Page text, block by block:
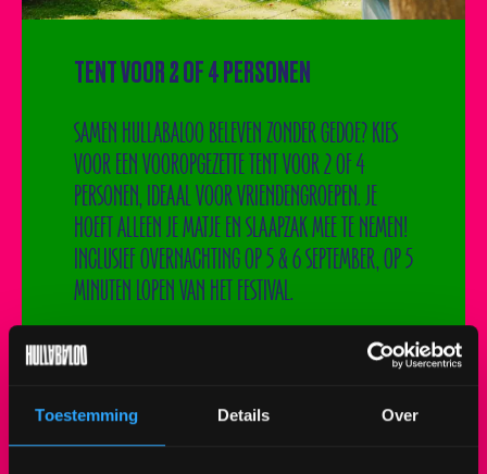
Toestemming Details Over
TENT VOOR 2 OF 4 PERSONEN
SAMEN HULLABALOO BELEVEN ZONDER GEDOE? KIES
VOOR EEN VOOROPGEZETTE TENT VOOR 2 OF 4
PERSONEN, IDEAAL VOOR VRIENDENGROEPEN. JE
HOEFT ALLEEN JE MATJE EN SLAAPZAK MEE TE NEMEN!
INCLUSIEF OVERNACHTING OP 5 & 6 SEPTEMBER, OP 5
MINUTEN LOPEN VAN HET FESTIVAL.
EXCLUSIEF FESTIVALTICKET.